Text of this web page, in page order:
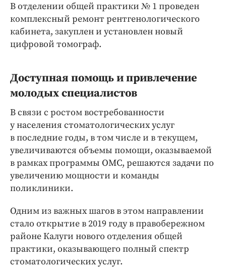
В отделении общей практики № 1 проведен
комплексный ремонт рентгенологического
кабинета, закуплен и установлен новый
цифровой томограф.
Доступная помощь и привлечение
молодых специалистов
В связи с ростом востребованности
у населения стоматологических услуг
в последние годы, в том числе и в текущем,
увеличиваются объемы помощи, оказываемой
в рамках программы ОМС, решаются задачи по
увеличению мощности и команды
поликлиники.
Одним из важных шагов в этом направлении
стало открытие в 2019 году в правобережном
районе Калуги нового отделения общей
практики, оказывающего полный спектр
стоматологических услуг.